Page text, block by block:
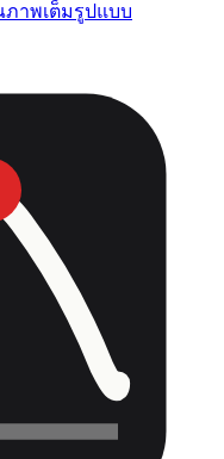
าพเต็มรูปแบบ